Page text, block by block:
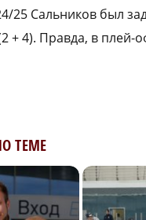
25 Сальников был
+ 4). Правда, в плей-
ТЕМЕ